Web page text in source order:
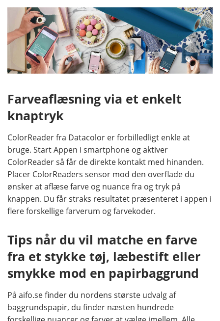
Farveaflæsning via et enkelt
knaptryk
ColorReader fra Datacolor er forbilledligt enkle at
bruge. Start Appen i smartphone og aktiver
ColorReader så får de direkte kontakt med hinanden.
Placer ColorReaders sensor mod den overflade du
ønsker at aflæse farve og nuance fra og tryk på
knappen. Du får straks resultatet præsenteret i appen i
flere forskellige farverum og farvekoder.
Tips når du vil matche en farve
fra et stykke tøj, læbestift eller
smykke mod en papirbaggrund
På aifo.se finder du nordens største udvalg af
baggrundspapir, du finder næsten hundrede